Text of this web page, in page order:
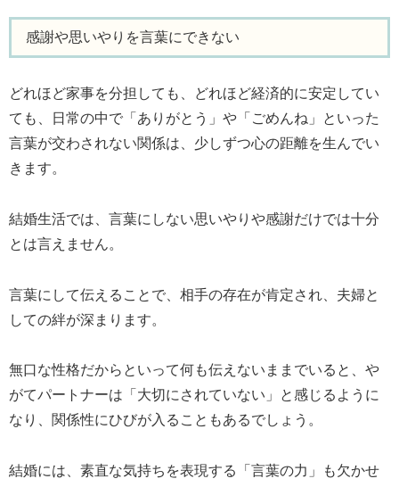
感謝や思いやりを言葉にできない
どれほど家事を分担しても、どれほど経済的に安定してい
ても、日常の中で「ありがとう」や「ごめんね」といった
言葉が交わされない関係は、少しずつ心の距離を生んでい
きます。
結婚生活では、言葉にしない思いやりや感謝だけでは十分
とは言えません。
言葉にして伝えることで、相手の存在が肯定され、夫婦と
しての絆が深まります。
無口な性格だからといって何も伝えないままでいると、や
がてパートナーは「大切にされていない」と感じるように
なり、関係性にひびが入ることもあるでしょう。
結婚には、素直な気持ちを表現する「言葉の力」も欠かせ